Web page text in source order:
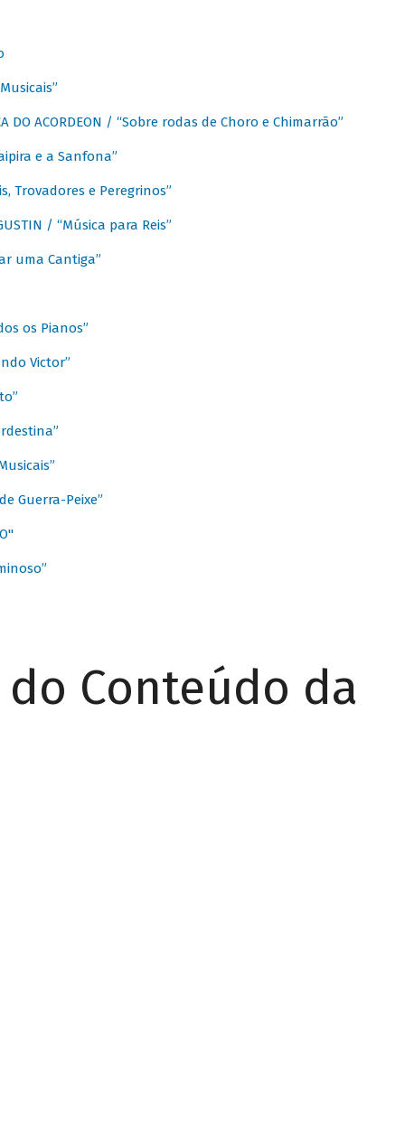
DO ACORDEON / “Sobre rodas de Choro e Chimarrão”
e a Sanfona”
Trovadores e Peregrinos”
/ “Música para Reis”
uma Cantiga”
os Pianos”
Victor”
Guerra-Peixe”
Conteúdo da